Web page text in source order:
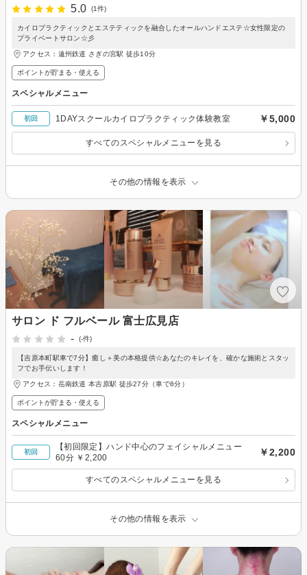
5.0
(1件)
カイロプラクティックとエステティックを融合したオールハンドエステ☆女性限定の
プライベートサロン☆彡
アクセス：遠州鉄道 さぎの宮駅 徒歩10分
ポイントが貯まる・使える
スペシャルメニュー
初回 1DAYスクールカイロプラクティック体験教室 ￥5,000
すべてのスペシャルメニューを見る
その他の情報を表示
サロン ド フルベール 富士広見店
-
(-件)
【吉原本町駅車で7分】癒し＋美の本格提供☆あなたのキレイを、確かな施術とスタッ
フでお手伝いします！
アクセス：岳南鉄道 本吉原駅 徒歩27分（車で8分）
ポイントが貯まる・使える
スペシャルメニュー
初回
【初回限定】ハンド中心のフェイシャルメニュー
60分 ￥2,200
￥2,200
すべてのスペシャルメニューを見る
その他の情報を表示